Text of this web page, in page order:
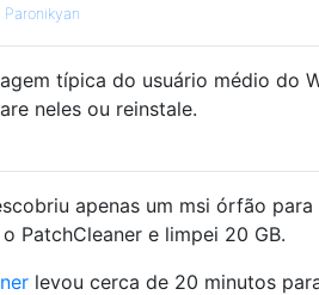
Paronikyan
típica do usuário médio do
neles ou reinstale.
apenas um msi órfão
PatchCleaner e limpei 20 GB.
levou cerca de 20 minutos